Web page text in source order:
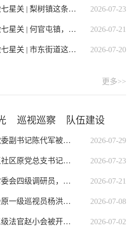
【聚焦群众身边事】微七星关 | 梨树镇这条路，... 2026-07-23
【聚焦群众身边事】微七星关 | 何官屯镇，变美了！ 2026-07-21
【聚焦群众身边事】微七星关 | 市东街道这段路... 2026-07-20
更多>>
巡视巡察 队伍建设
贵州省地质矿产局原党委副书记陈代军被开除党籍和公职 2026-07-29
七星关区德溪街道碧玉社区原党总支书记、居委会主任周艇被开除党籍 2026-07-23
毕节市七星关区人大常委会四级调研员，区农业农村局（区乡村振兴局）... 2026-07-21
贵州省卫生健康委员会原一级巡视员杨洪被开除党籍 2026-07-08
七星关区人民法院原三级法官赵小会被开除公职 2026-07-02